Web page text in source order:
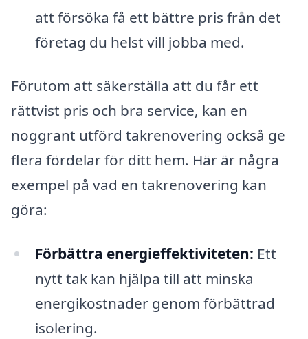
att försöka få ett bättre pris från det
företag du helst vill jobba med.
Förutom att säkerställa att du får ett
rättvist pris och bra service, kan en
noggrant utförd takrenovering också ge
flera fördelar för ditt hem. Här är några
exempel på vad en takrenovering kan
göra:
Förbättra energieffektiviteten: Ett
nytt tak kan hjälpa till att minska
energikostnader genom förbättrad
isolering.